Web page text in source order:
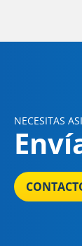
NECESITAS